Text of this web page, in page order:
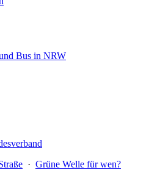
Bus in NRW
· Grüne Welle für wen?